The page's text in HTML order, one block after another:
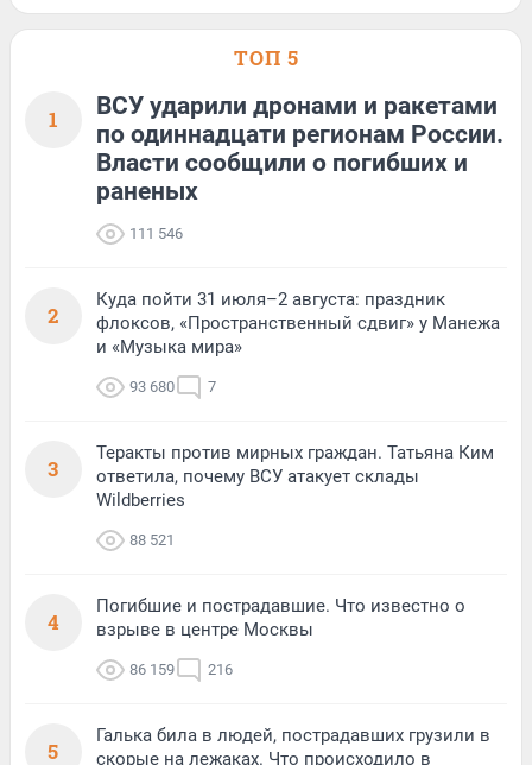
ТОП 5
1
ВСУ ударили дронами и ракетами
по одиннадцати регионам России.
Власти сообщили о погибших и
раненых
111 546
2
Куда пойти 31 июля–2 августа: праздник
флоксов, «Пространственный сдвиг» у Манежа
и «Музыка мира»
93 680 7
3
Теракты против мирных граждан. Татьяна Ким
ответила, почему ВСУ атакует склады
Wildberries
88 521
4
Погибшие и пострадавшие. Что известно о
взрыве в центре Москвы
86 159 216
5
Галька била в людей, пострадавших грузили в
скорые на лежаках. Что происходило в